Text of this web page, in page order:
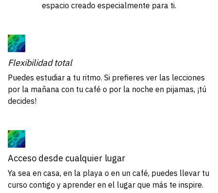
espacio creado especialmente para ti.
Flexibilidad total
Puedes estudiar a tu ritmo. Si prefieres ver las lecciones
por la mañana con tu café o por la noche en pijamas, ¡tú
decides!
Acceso desde cualquier lugar
Ya sea en casa, en la playa o en un café, puedes llevar tu
curso contigo y aprender en el lugar que más te inspire.